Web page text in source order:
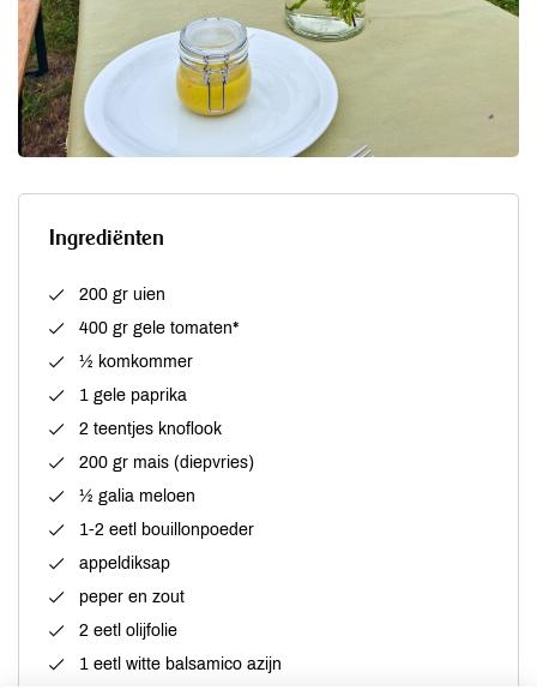
Ingrediënten
200 gr uien
400 gr gele tomaten*
½ komkommer
1 gele paprika
2 teentjes knoflook
200 gr mais (diepvries)
½ galia meloen
1-2 eetl bouillonpoeder
appeldiksap
peper en zout
2 eetl olijfolie
1 eetl witte balsamico azijn